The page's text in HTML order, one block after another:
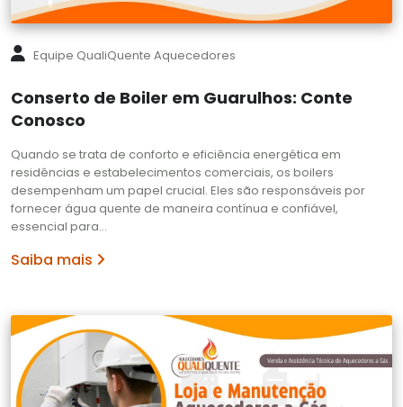
Equipe QualiQuente Aquecedores
Conserto de Boiler em Guarulhos: Conte
Conosco
Quando se trata de conforto e eficiência energética em
residências e estabelecimentos comerciais, os boilers
desempenham um papel crucial. Eles são responsáveis por
fornecer água quente de maneira contínua e confiável,
essencial para…
Saiba mais